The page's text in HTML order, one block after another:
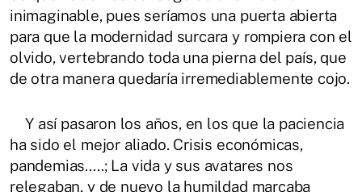
inimaginable, pues seríamos una puerta abierta
para que la modernidad surcara y rompiera con el
olvido, vertebrando toda una pierna del país, que
de otra manera quedaría irremediablemente cojo.
Y así pasaron los años, en los que la paciencia
ha sido el mejor aliado. Crisis económicas,
pandemias…..; La vida y sus avatares nos
relegaban, y de nuevo la humildad marcaba